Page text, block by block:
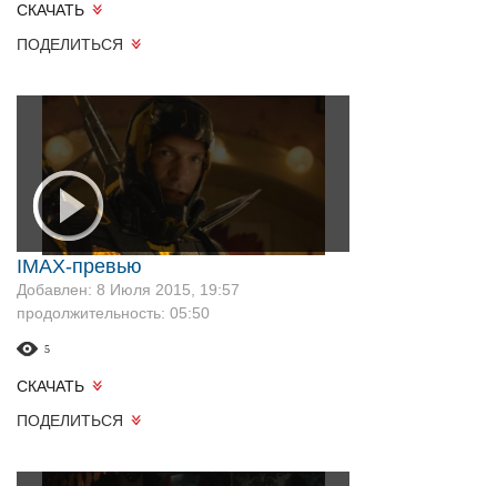
СКАЧАТЬ
ПОДЕЛИТЬСЯ
IMAX-превью
Добавлен: 8 Июля 2015, 19:57
продолжительность: 05:50
5
СКАЧАТЬ
ПОДЕЛИТЬСЯ